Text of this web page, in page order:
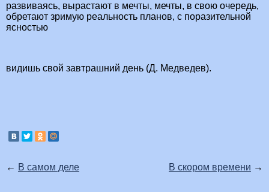
развиваясь, вырастают в мечты, мечты, в свою очередь,
обретают зримую реальность планов, с поразительной
ясностью
видишь свой завтрашний день (Д. Медведев).
← В самом деле В скором времени →